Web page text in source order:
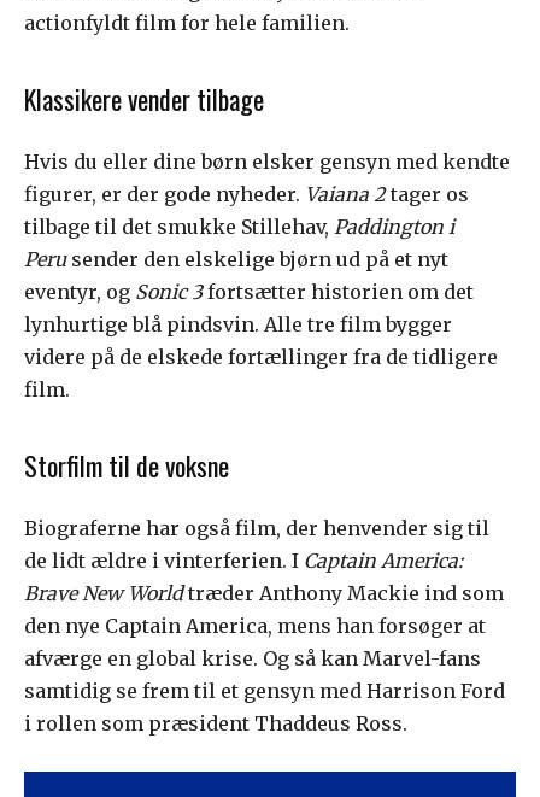
actionfyldt film for hele familien.
Klassikere vender tilbage
Hvis du eller dine børn elsker gensyn med kendte
figurer, er der gode nyheder. Vaiana 2tager os
tilbage til det smukke Stillehav, Paddington i
Perusender den elskelige bjørn ud på et nyt
eventyr, og Sonic 3fortsætter historien om det
lynhurtige blå pindsvin. Alle tre film bygger
videre på de elskede fortællinger fra de tidligere
film.
Storfilm til de voksne
Biograferne har også film, der henvender sig til
de lidt ældre i vinterferien. I Captain America:
Brave New Worldtræder Anthony Mackie ind som
den nye Captain America, mens han forsøger at
afværge en global krise. Og så kan Marvel-fans
samtidig se frem til et gensyn med Harrison Ford
i rollen som præsident Thaddeus Ross.